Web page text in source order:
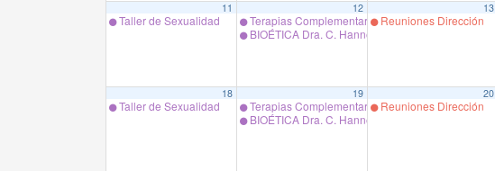
11
Taller de Sexualidad
12
Terapias Complementarias Prof Monica Espinoza
BIOÉTICA Dra. C. Hanne
13
Reuniones Dirección
18
Taller de Sexualidad
19
Terapias Complementarias Prof Monica Espinoza
BIOÉTICA Dra. C. Hanne
20
Reuniones Dirección